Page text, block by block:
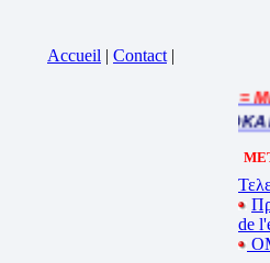
Accueil | Contact |
=
BEL ETE – ΚΑΛΟ
de